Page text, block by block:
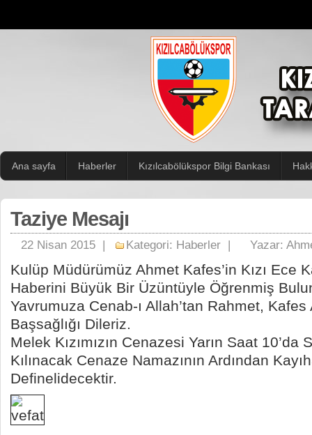
Ana sayfa Haberler Kızılcabölükspor Bilgi Bankası
Taziye Mesajı
22 Nisan 2015 | Kategori: Haberler | Yazar:
Kulüp Müdürümüz Ahmet Kafes’in Kızı Ece
Haberini Büyük Bir Üzüntüyle Öğrenmiş
Yavrumuza Cenab-ı Allah’tan Rahmet,
Başsağlığı Dileriz.
Melek Kızımızın Cenazesi Yarın Saat 10’da
Kılınacak Cenaze Namazının Ardından
Definelidecektir.